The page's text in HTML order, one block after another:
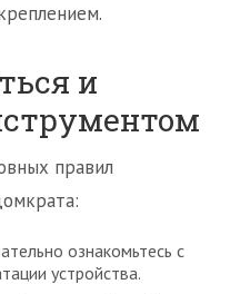
и
правил
ознакомьтесь с
устройства.